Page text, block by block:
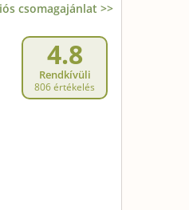
csomagajánlat >>
4.8
Rendkívüli
806 értékelés